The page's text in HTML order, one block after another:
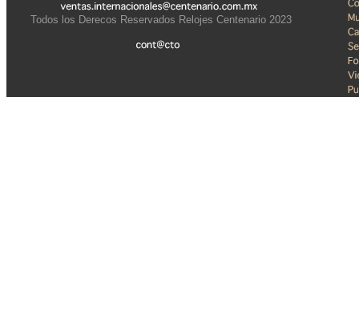
Todos los Derecos Reservados Relojes Centenario 2023